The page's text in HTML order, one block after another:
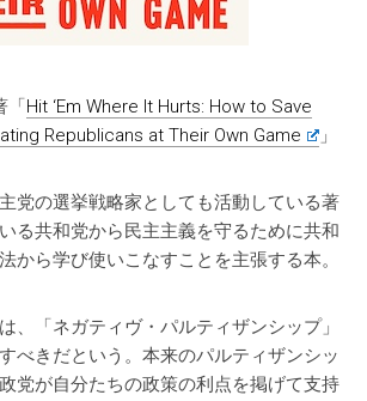
「Hit ‘Em Where It Hurts: How to Save
Republicans at Their Own Game
」
党の選挙戦略家としても活動している著
る共和党から民主主義を守るために共和
から学び使いこなすことを主張する本。
、「ネガティヴ・パルティザンシップ」
べきだという。本来のパルティザンシッ
党が自分たちの政策の利点を掲げて支持